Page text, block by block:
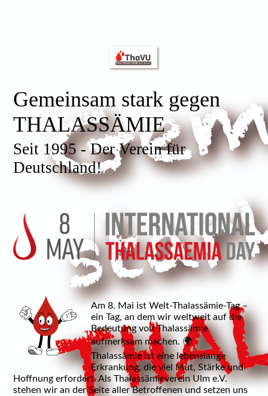
Gemeinsam stark gegen
THALASSÄMIE
Seit 1995 - Der Verein für
Deutschland!
Am 8. Mai ist Welt-Thalassämie-Tag –
ein Tag, an dem wir weltweit auf die
Bedeutung von Thalassämie
aufmerksam machen. 🌍
Thalassämie ist eine lebenslange
Erkrankung, die viel Mut, Stärke und
Hoffnung erfordert. Als Thalassämieverein Ulm e.V.
stehen wir an der Seite aller Betroffenen und setzen uns